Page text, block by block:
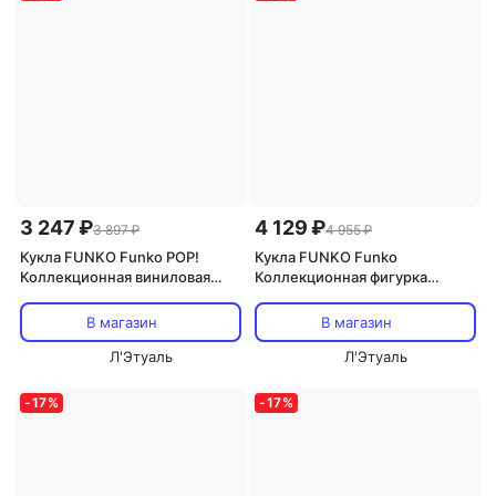
3 247 ₽3 897 ₽
Кукла FUNKO Funko POP!
Коллекционная виниловая
Abomination #1129
В магазин
Л'Этуаль
4 129 ₽4 955 ₽
Кукла FUNKO Funko
Коллекционная фигурка
В магазин
Л'Этуаль
-17% -17%